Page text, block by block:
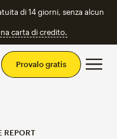
di 14 giorni, senza alcun
carta di credito.
Provalo gratis
REPORT